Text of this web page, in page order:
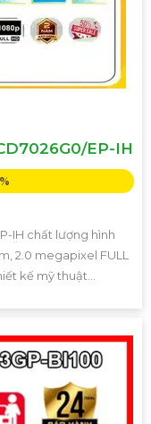
EP-IH
IH chất lượng hình
2.0 megapixel FULL
kế mỹ thuật...